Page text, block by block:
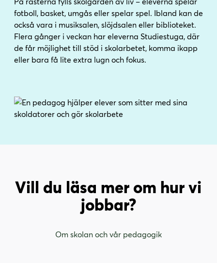
fotboll, basket, umgås eller spelar spel. Ibland kan de
också vara i musiksalen, slöjdsalen eller biblioteket.
Flera gånger i veckan har eleverna Studiestuga, där
de får möjlighet till stöd i skolarbetet, komma ikapp
eller bara få lite extra lugn och fokus.
Vill du läsa mer om hur vi
jobbar?
Om skolan och vår pedagogik